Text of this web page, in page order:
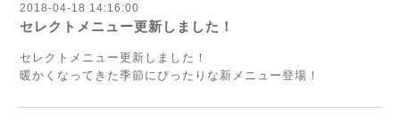
2018-04-18 14:16:00
セレクトメニュー更新しました！
セレクトメニュー更新しました！
暖かくなってきた季節にぴったりな新メニュー登場！